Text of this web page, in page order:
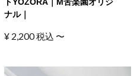
ナル｜
¥ 2,200税込 〜